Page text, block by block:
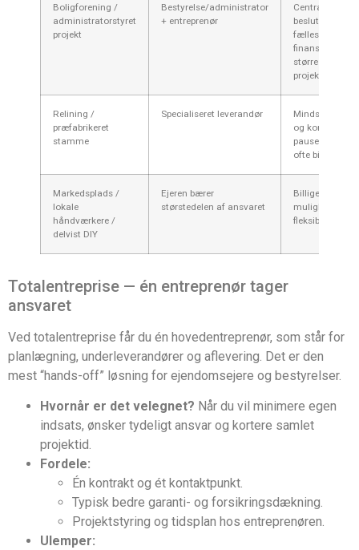
Boligforening /
administratorstyret
projekt
Bestyrelse/administrator
+ entreprenør
Central
beslutning,
fælles
finansiering,
større
projektstyrke
Relining /
præfabrikeret
stamme
Specialiseret leverandør
Mindst støj
og kort
pause i brug,
ofte billigere
Markedsplads /
lokale
håndværkere /
delvist DIY
Ejeren bærer
størstedelen af ansvaret
Billigere
muligheder,
fleksibilitet
Totalentreprise — én entreprenør tager
ansvaret
Ved totalentreprise får du én hovedentreprenør, som står for
planlægning, underleverandører og aflevering. Det er den
mest “hands-off” løsning for ejendomsejere og bestyrelser.
Hvornår er det velegnet? Når du vil minimere egen
indsats, ønsker tydeligt ansvar og kortere samlet
projektid.
Fordele:
Én kontrakt og ét kontaktpunkt.
Typisk bedre garanti- og forsikringsdækning.
Projektstyring og tidsplan hos entreprenøren.
Ulemper: